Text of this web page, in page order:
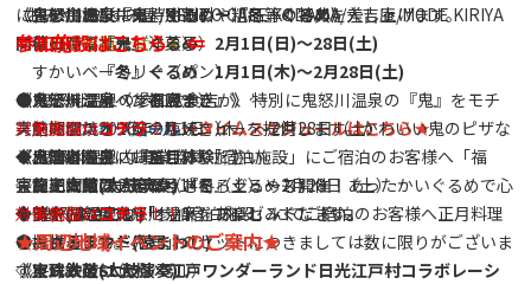
鬼に金棒（牛串、牛カレー）
夢の森福祉会（洋菓子）
すかいベーカリー（パン）
たこ焼き屋（たこ焼き）
鮎の塩焼き（鮎の塩焼き）
大門いちご（いちご）
日光柘榴ファーム（さくろジュース）
●キッチンカー
K-Flavors（ワッフル）
おみやげ処すみ屋/BENTO CAFE KODAMA/大吉庵/MODE KIRIYA
〈ご利用店舗一覧→★〉
●ステージイベント
ステージスケジュール→タイムスケジュールはこちら★
～出演者～
◇龍王太鼓(太鼓演奏)
◇勢や(よさこい)
◇おさるランド(猿まわし)
◇宝珠太鼓(太鼓演奏)
に各参加施設にて特別割引や粗品等の特典を差し上げます。
《鬼怒川温泉『鬼』ぐるめ・『冬』ぐるめ》
開催日時：『鬼』ぐるめ 2月1日(日)～28日(土)
『冬』ぐるめ 1月1日(木)～2月28日(土)
◆ 鬼怒川温泉の参加飲食店が、特別に鬼怒川温泉の『鬼』をモチ
ーフにしたオリジナルメニューを提供します。かわいい鬼のピザな
ど、この機会にお楽しみください。
また、今回は一足早く『冬』ぐるめも開催！あったかいぐるめで心
も体を温めて鬼怒川温泉をお楽しみください。
参加施設はこちら ⇐
《鬼怒川温泉 『福豆まき』》
実施期間：2026年2月1日（木）～2月28日（土）
◆ 鬼怒川温泉内 事業協賛「宿泊施設」にご宿泊のお客様へ「福
豆・ミニ鬼面」のセットを
（各お部屋に１セット）プレゼントします。
※「福豆・ミニ鬼面」のセットにつきましては数に限りがございま
す。
対象施設はコチラ！！
《鬼怒川温泉 『正月体験』》
実施期間：2026年2月14日（土）～2月28日（土）
◆ 鬼怒川温泉内 「参加宿泊施設」にてご宿泊のお客様へ正月料理
を提供します。
対象施設はコチラ！！
★周辺地域イベントのご案内★
《東武鉄道SL大樹×江戸ワンダーランド日光江戸村コラボレーシ